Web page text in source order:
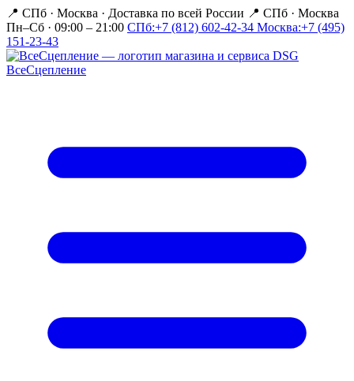
📍 СПб · Москва · Доставка по всей России 📍 СПб · Москва
Пн–Сб · 09:00 – 21:00 СПб:+7 (812) 602-42-34 Москва:+7 (495)
151-23-43
ВсеСцепление